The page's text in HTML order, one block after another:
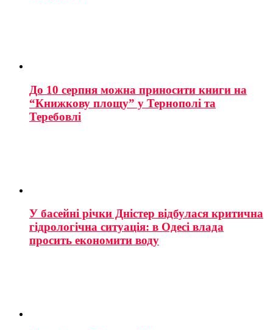
До 10 серпня можна приносити книги на
“Книжкову площу” у Тернополі та
Теребовлі
У басейні річки Дністер відбулася критична
гідрологічна ситуація: в Одесі влада
просить економити воду